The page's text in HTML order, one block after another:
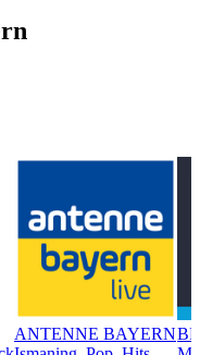
ANTENNE BAYERN